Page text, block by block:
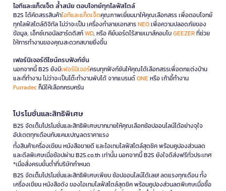
ไอทีและแก็ดเจ็ต ล้ำสมัย ตอบโจทย์ทุกไลฟ์สไตล์
B2S ได้คัดสรรสินค้าไอทีและแก็ดเจ็ตคุณภาพเยี่ยมมาให้คุณเลือกสรร เพื่อตอบโจทย์
ทุกไลฟ์สไตล์ดิจิทัล ไม่ว่าจะเป็น เครื่องทำลายเอกสารNEOเพื่อความปลอดภัยของ
ข้อมูล, เอ็กซ์เทอนัลฮาร์ดดิสก์WD, หรือ คีย์บอร์ดไร้สายเมาส์คอมโบGEEZERที่ช่วย
ให้การทำงานของคุณสะดวกสบายยิ่งขึ้น
เฟอร์นิเจอร์ดีไซน์ครบฟังก์ชั่น
นอกจากนี้ B2S ยังมีเฟอร์นิเจอร์ครบทุกฟังก์ชันให้คุณได้เลือกสรรเพื่อตกแต่งบ้าน
และที่ทำงาน ไม่ว่าจะเป็นโต๊ะทำงานพับได้ จากแบรนด์ONEหรือ เก้าอี้ทำงาน
Furradecก็มีให้เลือกครบครัน
โปรโมชั่นและสิทธิพิเศษ
B2S จัดเต็มโปรโมชั่นและสิทธิพิเศษมากมายให้คุณเลือกช้อปออนไลน์ได้อย่างจุใจ
อัปเดตทุกเดือนกับแคมเปญลดราคาแรง
ทั้งสินค้าเครื่องเขียน หนังสือขายดี และไอเทมไลฟ์สไตล์สุดชิค พร้อมคูปองส่วนลด
และดีลพิเศษเมื่อช้อปผ่าน B2S.co.th เท่านั้น นอกจากนี้ B2S ยังใจดีส่งฟรีทั่วประเทศ
*เมื่อสั่งครบขั้นต่ำที่บริษัทกำหนด
B2S จัดเต็มโปรโมชั่นและสิทธิพิเศษเพียบ ช้อปออนไลน์ได้เลย! ลดแรงทุกเดือน ทั้ง
เครื่องเขียน หนังสือดัง ของไอเทมไลฟ์สไตล์สุดชิค พร้อมคูปองส่วนลดพิเศษเมื่อซื้อ